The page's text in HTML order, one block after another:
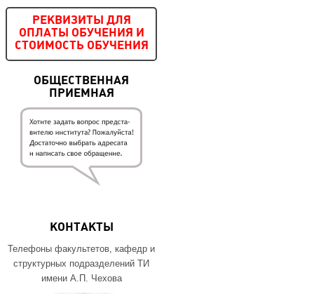
РЕКВИЗИТЫ ДЛЯ
ОПЛАТЫ ОБУЧЕНИЯ И
СТОИМОСТЬ ОБУЧЕНИЯ
ОБЩЕСТВЕННАЯ
ПРИЕМНАЯ
КОНТАКТЫ
Телефоны факультетов, кафедр и
структурных подразделений ТИ
имени А.П. Чехова